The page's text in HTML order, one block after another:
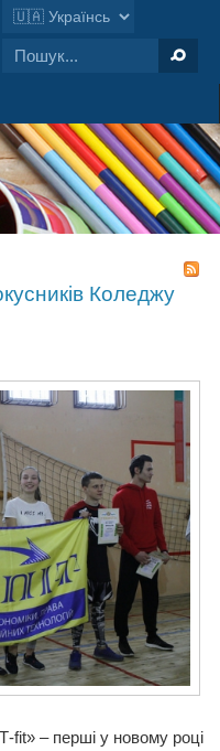
Коледжу
fit» – перші у новому році